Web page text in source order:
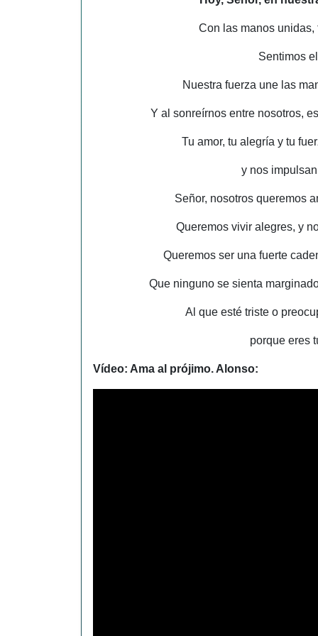
Con las manos unidas,
Sentimos
Nuestra fuerza une las
Y al sonreírnos entre nosotros,
Tu amor, tu alegría y tu
y nos
Señor, nosotros queremos
Queremos vivir alegres, y
Queremos ser una fuerte
Que ninguno se sienta
Al que esté triste o
porque eres
Vídeo: Ama al prójimo. Alonso: